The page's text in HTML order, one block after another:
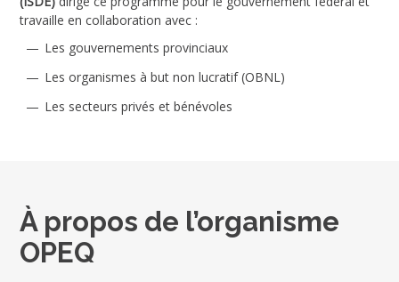
travaille en collaboration avec :
Les gouvernements provinciaux
Les organismes à but non lucratif (OBNL)
Les secteurs privés et bénévoles
À propos de l’organisme
OPEQ